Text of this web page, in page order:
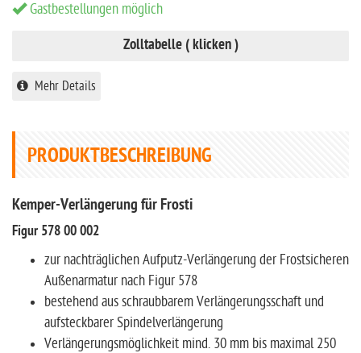
Gastbestellungen möglich
Zolltabelle ( klicken )
Mehr Details
PRODUKTBESCHREIBUNG
Kemper-Verlängerung für Frosti
Figur 578 00 002
zur nachträglichen Aufputz-Verlängerung der Frostsicheren
Außenarmatur nach Figur 578
bestehend aus schraubbarem Verlängerungsschaft und
aufsteckbarer Spindelverlängerung
Verlängerungsmöglichkeit mind. 30 mm bis maximal 250